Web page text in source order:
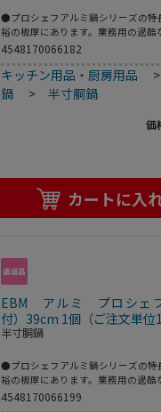
●プロシェフアルミ鍋シリーズの特
裕の板厚にあります。業務用の過酷
ちろん、熱が均一にムラなく伝わる
にお届けする、業務用のエントリー
熱伝導に優れているので（ステンレ
からじっくり加熱されます。内部の
作りに適しています。板厚が厚いほ
にくくなります。●重量：3．9kg●
4548170066182
キッチン用品・厨房用品
鍋
>半寸胴鍋
価
カートに入
EBM アルミ プロシェ
付）39cm 1個（ご注文単位
半寸胴鍋
●プロシェフアルミ鍋シリーズの特
裕の板厚にあります。業務用の過酷
ちろん、熱が均一にムラなく伝わる
4548170066199